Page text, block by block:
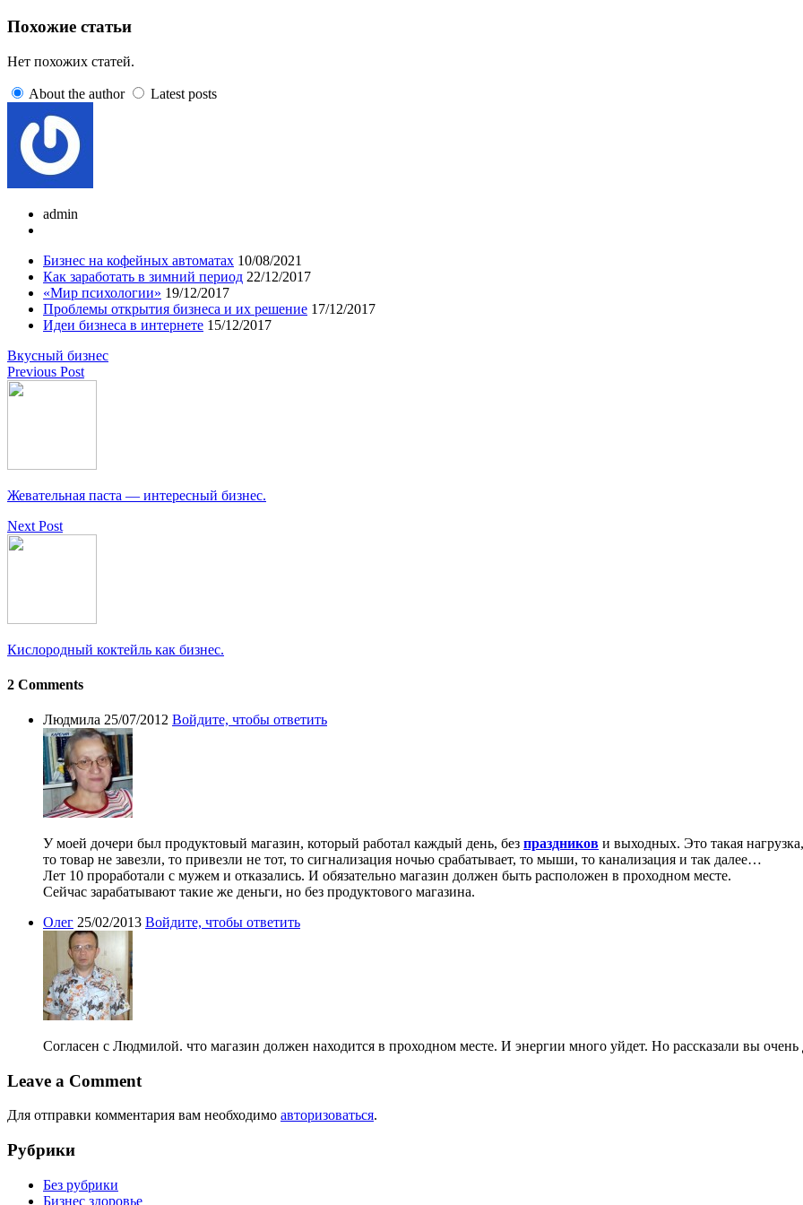
Похожие статьи
Нет похожих статей.
About the author Latest posts
admin
Бизнес на кофейных автоматах 10/08/2021
Как заработать в зимний период 22/12/2017
«Мир психологии» 19/12/2017
Проблемы открытия бизнеса и их решение 17/12/2017
Идеи бизнеса в интернете 15/12/2017
Вкусный бизнес
Previous Post
Жевательная паста — интересный бизнес.
Next Post
Кислородный коктейль как бизнес.
2 Comments
Людмила 25/07/2012 Войдите, чтобы ответить
У моей дочери был продуктовый магазин, который работал каждый день, без праздников и выходных. Это такая
то товар не завезли, то привезли не тот, то сигнализация ночью срабатывает, то мыши, то канализация и так далее…
Лет 10 проработали с мужем и отказались. И обязательно магазин должен быть расположен в проходном месте.
Сейчас зарабатывают такие же деньги, но без продуктового магазина.
Олег 25/02/2013 Войдите, чтобы ответить
Согласен с Людмилой. что магазин должен находится в проходном месте. И энергии много уйдет. Но рассказали вы
Leave a Comment
Для отправки комментария вам необходимо авторизоваться.
Рубрики
Без рубрики
Бизнес здоровье